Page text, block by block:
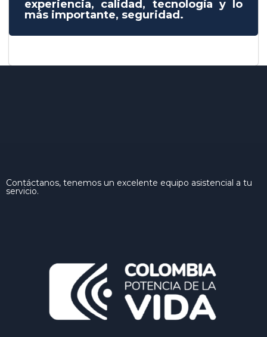
experiencia, calidad, tecnología y lo
más importante, seguridad.
Contáctanos, tenemos un excelente equipo asistencial a tu
servicio.